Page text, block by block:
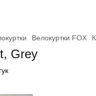
Велокуртки FOX
Grey